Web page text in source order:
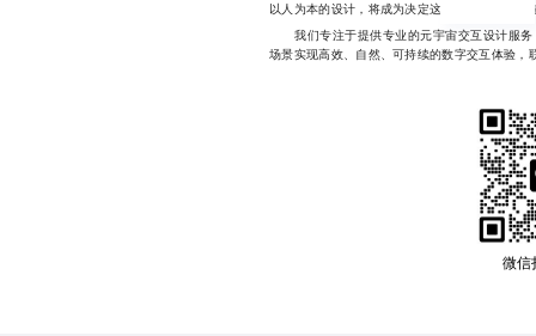
以人为本的设计，将成为决定这场变革成败的关
我们专注于提供专业的元宇宙交互设计服务
场景实现高效、自然、可持续的数字交互体验，
微信